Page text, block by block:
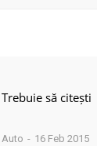
Trebuie să citești
Auto 16 Feb 2015